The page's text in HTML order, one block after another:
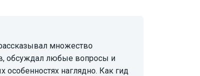
обсуждал любые вопросы и
особенностях наглядно. Как гид